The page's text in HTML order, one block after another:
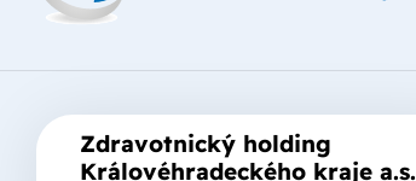
Zdravotnický holding
Královéhradeckého kraje a.s.